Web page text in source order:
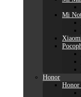
Mi
Honor
Honor